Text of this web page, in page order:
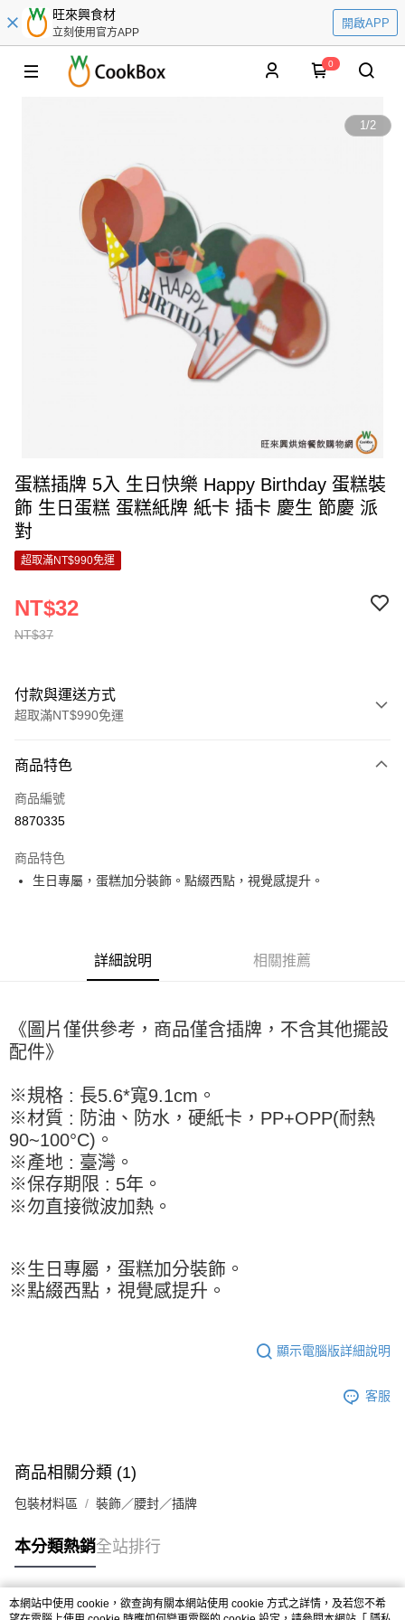
旺來興食材
立刻使用官方APP
開啟APP
0
1/2
蛋糕插牌 5入 生日快樂 Happy Birthday 蛋糕裝
飾 生日蛋糕 蛋糕紙牌 紙卡 插卡 慶生 節慶 派
對
超取滿NT$990免運
NT$37
NT$32
付款與運送方式
超取滿NT$990免運
信用卡一次付款
超商取貨付款
Apple Pay
相關說明
【關於「AFTEE先享後付」】
便利好安心！
１．簡單：不需註冊會員、不需綁卡、不需儲值。
２．便利：只要手機號碼，簡訊認證，即可結帳。
３．安心：先確認商品／服務後，再付款。
【「AFTEE先享後付」結帳流程】
１．於結帳方式選擇「AFTEE先享後付」後，將跳轉至「AFTEE先享後付」
結帳頁面，進行簡訊認證並確認金額後，即可完成結帳。
２．訂單成立數日內，您將收到繳費通知簡訊。
※ 請注意：結帳手續完成當下不需立刻繳費，但若您需要取消訂單，請聯絡
購買商品的店家。未經商家同意取消之訂單仍視為有效，需透過AFTEE先享
後付繳納相關費用。
https://netprotections.freshdesk.com/support/home
１．透過由恩沛科技股份有限公司提供之「AFTEE先享後付」服務完成之交
３．未成年的使用者請事先徵得法定代理人或監護人之同意方可使用
任。
時審查核予不同之上限額度；若仍有額度不足之情形，本公司將視審查結果
請求用戶進行身份認證。
恩沛科技股份有限公司將有權停止該用戶之使用額度並採取法律行動。
運送方式
全家取貨付款-重量限制含紙箱10kg，請控制商品重量在9~9.5
kg
每筆NT$90，滿NT$990(含以上)免運費
每筆NT$90，滿NT$990(含以上)免運費
7-11取貨付款-重量限制含紙箱10kg，請控制商品重量在9~9.5
宅配-新竹物流
每筆NT$150，滿NT$2,000(含以上)免運費
每筆NT$120，滿NT$2,000(含以上)免運費
商品特色
商品編號
8870335
商品特色
生日專屬，蛋糕加分裝飾。點綴西點，視覺感提升。
詳細說明 相關推薦
《圖片僅供參考，商品僅含插牌，不含其他擺設
配件》
※規格 : 長5.6*寬9.1cm。
※材質 : 防油、防水，硬紙卡，PP+OPP(耐熱
90~100°C)。
※產地 : 臺灣。
※保存期限 : 5年。
※勿直接微波加熱。
※生日專屬，蛋糕加分裝飾。
※點綴西點，視覺感提升。
顯示電腦版詳細說明
客服
商品相關分類 (1)
包裝材料區 裝飾／腰封／插牌
本分類熱銷全站排行
本網站中使用 cookie，欲查詢有關本網站使用 cookie 方式之詳情，及若您不希